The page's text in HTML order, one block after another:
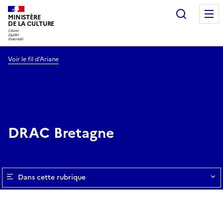
MINISTÈRE
DE LA CULTURE
Voir le fil d’Ariane
DRAC Bretagne
Dans cette rubrique